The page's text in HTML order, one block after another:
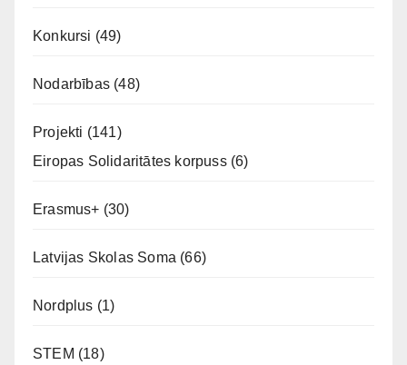
Konkursi (49)
Nodarbības (48)
Projekti (141)
Eiropas Solidaritātes korpuss(6)
Erasmus+ (30)
Latvijas Skolas Soma (66)
Nordplus (1)
STEM (18)